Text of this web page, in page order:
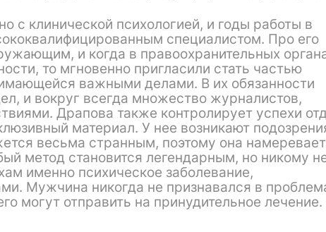
с клинической психологией, и годы работы в
специалистом. Про его
и когда в правоохранительных
то мгновенно пригласили стать частью
важными делами. В их обязанности
и вокруг всегда множество журналистов,
Драпова также контролирует успехи
материал. У нее возникают
весьма странным, поэтому она
метод становится легендарным, но никому
именно психическое заболевание,
Мужчина никогда не признавался в
могут отправить на принудительное лечение.